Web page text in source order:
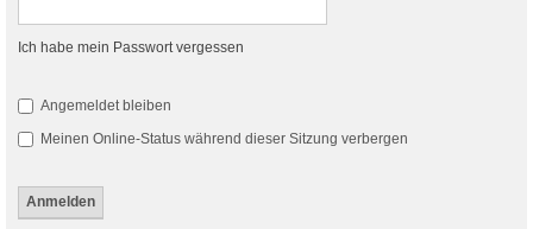
Ich habe mein Passwort vergessen
Angemeldet bleiben
Meinen Online-Status während dieser Sitzung verbergen